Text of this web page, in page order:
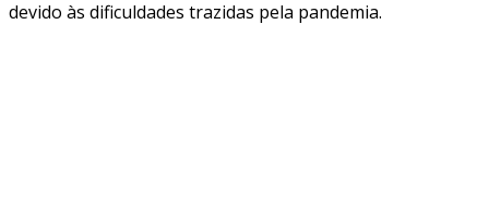
devido às dificuldades trazidas pela pandemia.